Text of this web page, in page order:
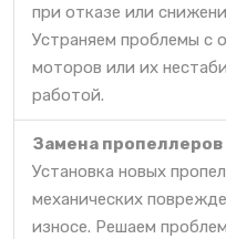
при отказе или
Устраняем проблемы с
моторов или их
работой.
Замена пропеллеров
Установка новых
механических
износе. Решаем